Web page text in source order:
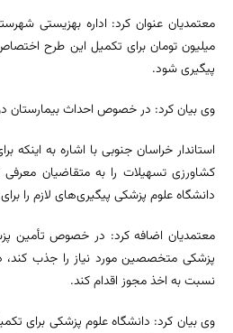
میلیون تومان برای تکمیل این طرح
پیگیری شود.
وی بیان کرد: در خصوص احداث بیمارستان
استاندار خراسان جنوبی با اشاره به
کشاورزی تسهیلات را به متقاضیان
دانشگاه علوم پزشکی پیگیری‌های لازم را
پزشکی متخصصین مورد نیاز را جذب
نسبت به اخذ مجوز اقدام کند.
وی بیان کرد: دانشگاه علوم پزشکی برای